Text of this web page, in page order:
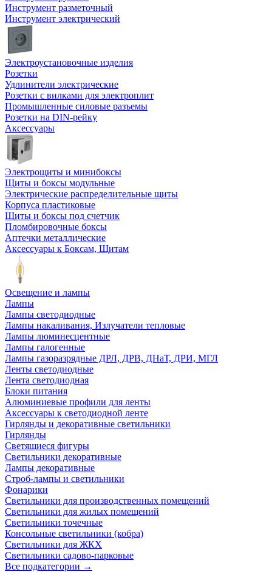
Инструмент разметочный
Инструмент электрический
Электроустановочные изделия
Розетки
Удлинители электрические
Розетки с вилками для электроплит
Промышленные силовые разъемы
Розетки на DIN-рейку
Аксессуары
Электрощиты и минибоксы
Щиты и боксы модульные
Электрические распределительные щиты
Корпуса пластиковые
Щиты и боксы под счетчик
Пломбировочные боксы
Аптечки металлические
Аксессуары к Боксам, Щитам
Освещение и лампы
Лампы
Лампы светодиодные
Лампы накаливания, Излучатели тепловые
Лампы люминесцентные
Лампы галогенные
Лампы газоразрядные ДРЛ, ДРВ, ДНаТ, ДРИ, МГЛ
Ленты светодиодные
Лента светодиодная
Блоки питания
Алюминиевые профили для ленты
Аксессуары к светодиодной ленте
Гирлянды и декоративные светильники
Гирлянды
Светящиеся фигуры
Светильники декоративные
Лампы декоративные
Строб-лампы и светильники
Фонарики
Светильники для производственных помещений
Светильники для жилых помещений
Светильники точечные
Консольные светильники (кобра)
Светильники для ЖКХ
Светильники садово-парковые
Все подкатегории →